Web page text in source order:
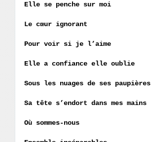
Elle se penche sur moi
Le cœur ignorant
Pour voir si je l’aime
Elle a confiance elle oublie
Sous les nuages de ses paupières
Sa tête s’endort dans mes mains
Où sommes-nous